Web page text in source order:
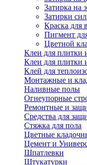
Затирка на
Затирки
Краска для
Пигмент
Цветной
Клеи для плитки
Клеи для плитки
Клей для
Монтажные и
Наливные полы
Огнеупорные
Ремонтные и
Средства для
Стяжка для пола
Цветные
Цемент и
Шпатлевки
Штукатурки